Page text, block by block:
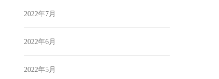
2022年7月
2022年6月
2022年5月